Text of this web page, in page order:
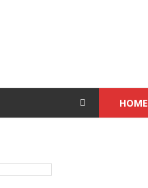
HOME